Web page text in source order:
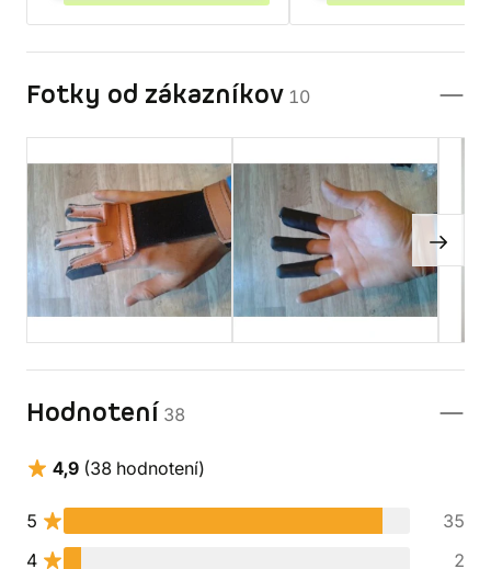
Fotky od zákazníkov 10
Hodnotení 38
4,9 (38 hodnotení)
5
35
4
2